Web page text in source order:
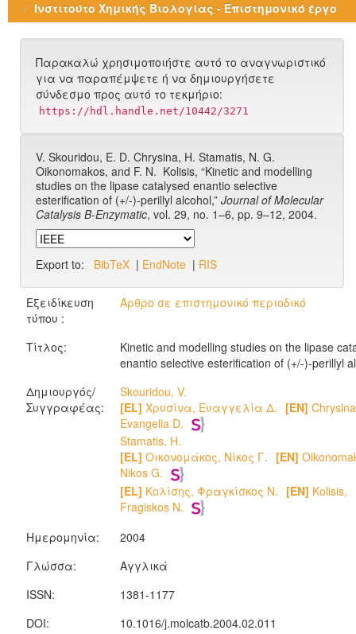
Ινστιτούτο Χημικής Βιολογίας - Επιστημονικό έργο
Παρακαλώ χρησιμοποιήστε αυτό το αναγνωριστικό
για να παραπέμψετε ή να δημιουργήσετε
σύνδεσμο προς αυτό το τεκμήριο:
https://hdl.handle.net/10442/3271
V. Skouridou, E. D. Chrysina, H. Stamatis, N. G.
Oikonomakos, and F. N. ‏ Kolisis, “Kinetic and modelling
studies on the lipase catalysed enantio selective
esterification of (+/-)-perillyl alcohol,” Journal of Molecular
Catalysis B-Enzymatic, vol. 29, no. 1–6, pp. 9–12, 2004.
Export to: BibTeX | EndNote | RIS
Εξειδίκευση
τύπου :
Άρθρο σε επιστημονικό περιοδικό
Τίτλος:
Kinetic and modelling studies on the lipase
enantio selective esterification of (+/-)-perillyl
Δημιουργός/
Συγγραφέας:
Skouridou, V.
[EL] Χρυσίνα, Ευαγγελία Δ. [EN]
Evangelia D.
Stamatis, H.
[EL] Οικονομάκος, Νίκος Γ. [EN]
Nikos G.
[EL] Κολίσης, Φραγκίσκος Ν. [EN] Kolisis,
Ημερομηνία:
2004
Γλώσσα:
Αγγλικά
ISSN:
1381-1177
DOI:
10.1016/j.molcatb.2004.02.011